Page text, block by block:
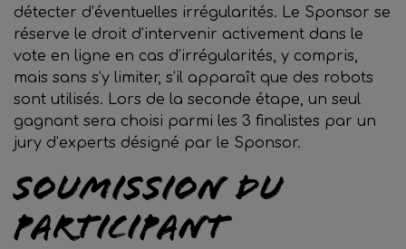
détecter d’éventuelles irrégularités. Le Sponsor se
réserve le droit d’intervenir activement dans le
vote en ligne en cas d’irrégularités, y compris,
mais sans s’y limiter, s’il apparaît que des robots
sont utilisés. Lors de la seconde étape, un seul
gagnant sera choisi parmi les 3 finalistes par un
jury d’experts désigné par le Sponsor.
Soumission du
Participant